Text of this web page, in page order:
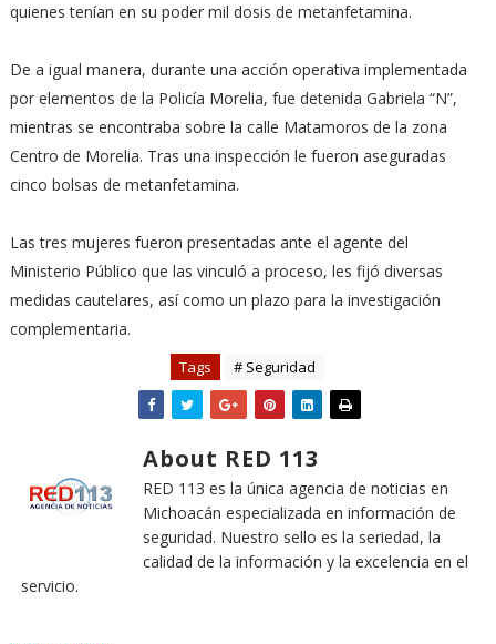
quienes tenían en su poder mil dosis de metanfetamina.
De a igual manera, durante una acción operativa implementada
por elementos de la Policía Morelia, fue detenida Gabriela “N”,
mientras se encontraba sobre la calle Matamoros de la zona
Centro de Morelia. Tras una inspección le fueron aseguradas
cinco bolsas de metanfetamina.
Las tres mujeres fueron presentadas ante el agente del
Ministerio Público que las vinculó a proceso, les fijó diversas
medidas cautelares, así como un plazo para la investigación
complementaria.
Tags # Seguridad
About RED 113
RED 113 es la única agencia de noticias en
Michoacán especializada en información de
seguridad. Nuestro sello es la seriedad, la
calidad de la información y la excelencia en el
servicio.